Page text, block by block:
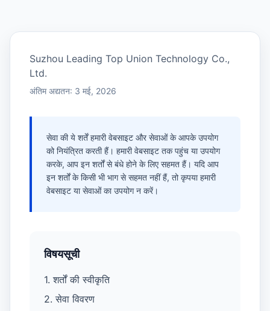
Suzhou Leading Top Union Technology Co.,
Ltd.
अंतिम अद्यतन: 3 मई, 2026
सेवा की ये शर्तें हमारी वेबसाइट और सेवाओं के आपके उपयोग
को नियंत्रित करती हैं। हमारी वेबसाइट तक पहुंच या उपयोग
करके, आप इन शर्तों से बंधे होने के लिए सहमत हैं। यदि आप
इन शर्तों के किसी भी भाग से सहमत नहीं हैं, तो कृपया हमारी
वेबसाइट या सेवाओं का उपयोग न करें।
विषयसूची
1. शर्तों की स्वीकृति
2. सेवा विवरण